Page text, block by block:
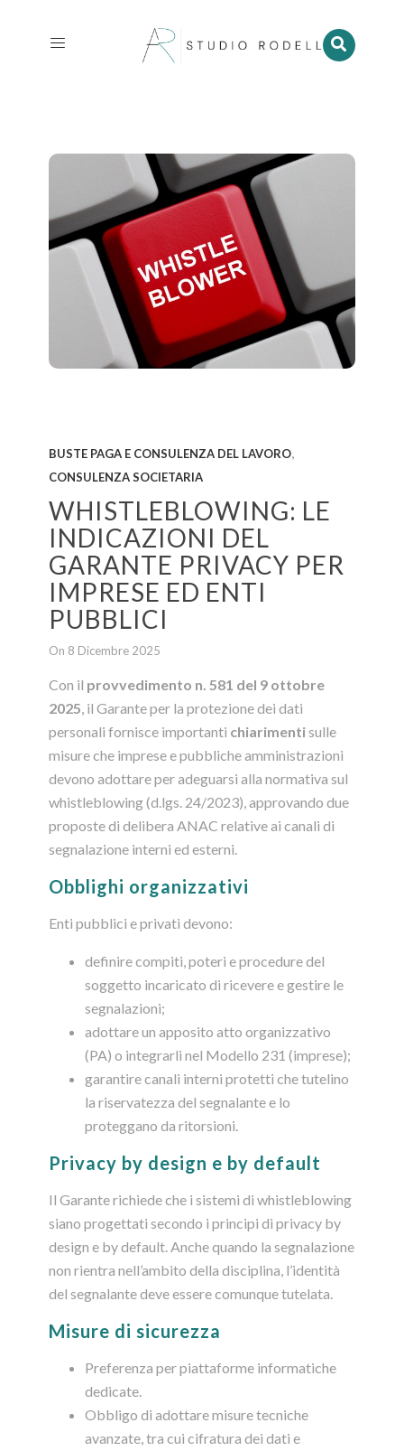
BUSTE PAGA E CONSULENZA DEL LAVORO,
CONSULENZA SOCIETARIA
WHISTLEBLOWING: LE
INDICAZIONI DEL
GARANTE PRIVACY PER
IMPRESE ED ENTI
PUBBLICI
On 8 Dicembre 2025
Con il provvedimento n. 581 del 9 ottobre
2025, il Garante per la protezione dei dati
personali fornisce importanti chiarimentisulle
misure che imprese e pubbliche amministrazioni
devono adottare per adeguarsi alla normativa sul
whistleblowing (d.lgs. 24/2023), approvando due
proposte di delibera ANAC relative ai canali di
segnalazione interni ed esterni.
Obblighi organizzativi
Enti pubblici e privati devono:
definire compiti, poteri e procedure del
soggetto incaricato di ricevere e gestire le
segnalazioni;
adottare un apposito atto organizzativo
(PA) o integrarli nel Modello 231 (imprese);
garantire canali interni protetti che tutelino
la riservatezza del segnalante e lo
proteggano da ritorsioni.
Privacy by design e by default
Il Garante richiede che i sistemi di whistleblowing
siano progettati secondo i principi di privacy by
design e by default. Anche quando la segnalazione
non rientra nell’ambito della disciplina, l’identità
del segnalante deve essere comunque tutelata.
Misure di sicurezza
Preferenza per piattaforme informatiche
dedicate.
Obbligo di adottare misure tecniche
avanzate, tra cui cifratura dei dati e